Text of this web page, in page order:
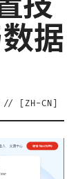
据
// [ ZH-CN